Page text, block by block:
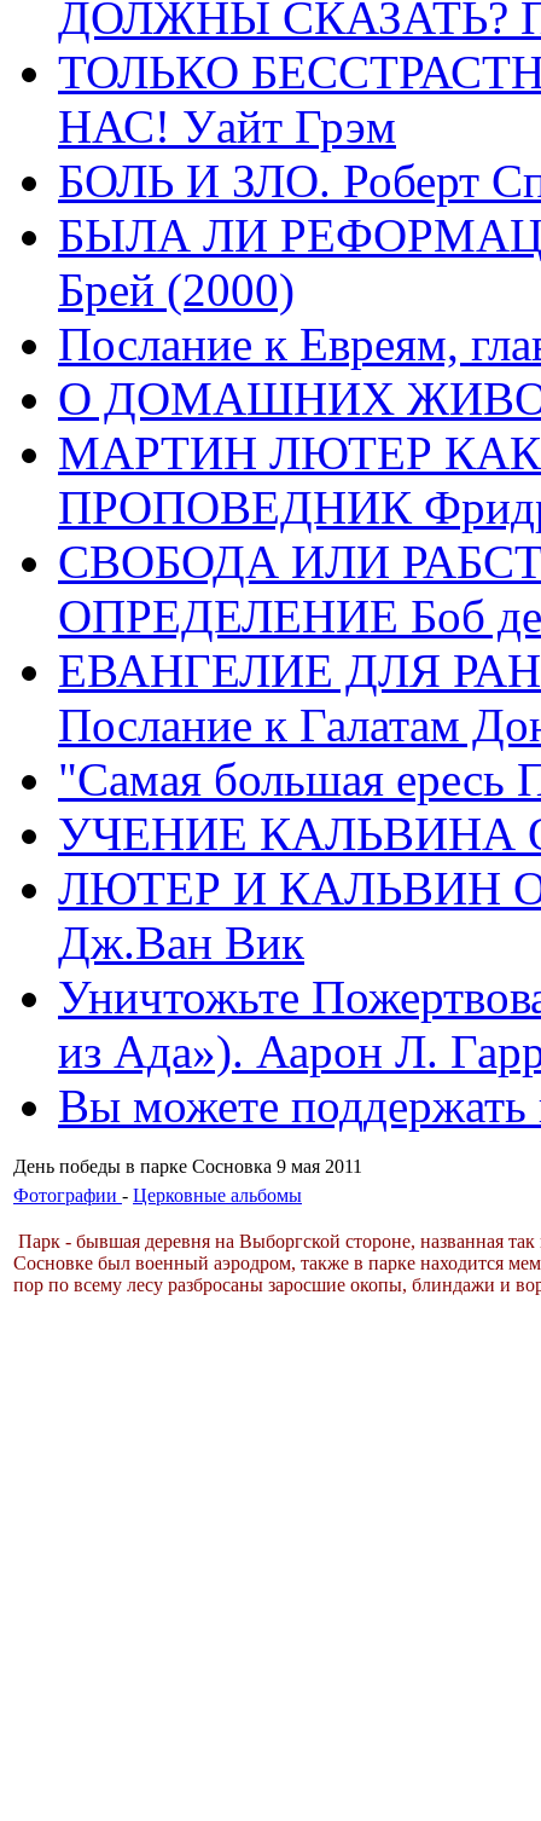
ДОЛЖНЫ СКАЗАТЬ?
ТОЛЬКО
НАС! Уайт Грэм
БОЛЬ И ЗЛО. Роберт
БЫЛА ЛИ
Брей (2000)
Послание к Евреям,
О ДОМАШНИХ
МАРТИН ЛЮТЕР
ПРОПОВЕДНИК
СВОБОДА ИЛИ
ОПРЕДЕЛЕНИЕ Боб де
ЕВАНГЕЛИЕ ДЛЯ
Послание к Галатам
"Самая большая ересь
УЧЕНИЕ КАЛЬВИНА
ЛЮТЕР И КАЛЬВИН
Дж.Ван Вик
Уничтожьте
из Ада»). Аарон Л.
Вы можете
День победы в парке Сосновка 9 мая 2011
Фотографии - Церковные альбомы
Парк - бывшая деревня на Выборгской стороне, названная
Сосновке был военный аэродром, также в парке находится
пор по всему лесу разбросаны заросшие окопы, блиндажи и